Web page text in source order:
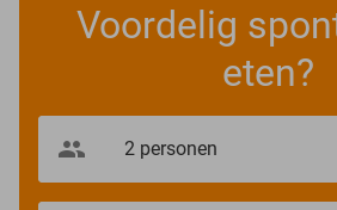
Voordelig
eten?